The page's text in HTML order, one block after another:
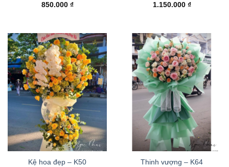
850.000 ₫
1.150.000 ₫
Kệ hoa đẹp – K50
Thinh vượng – K64